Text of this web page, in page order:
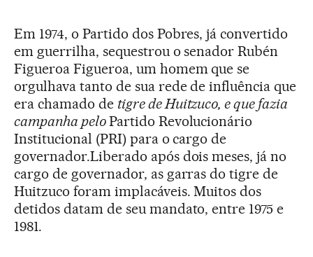
Em 1974, o Partido dos Pobres, já convertido
em guerrilha, sequestrou o senador Rubén
Figueroa Figueroa, um homem que se
orgulhava tanto de sua rede de influência que
era chamado de tigre deHuitzuco, e que fazia
campanha peloPartido Revolucionário
Institucional (PRI) para o cargo de
governador.Liberado após dois meses, já no
cargo de governador, as garras do tigre de
Huitzuco foram implacáveis. Muitos dos
detidos datam de seu mandato, entre 1975 e
1981.